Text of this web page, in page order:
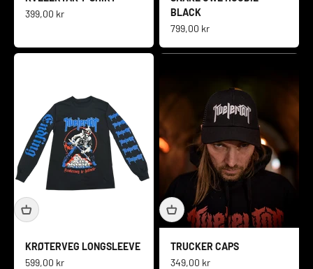
Salgspris
399,00 kr
BLACK
Salgspris
799,00 kr
KRØTERVEG LONGSLEEVE
Salgspris
599,00 kr
TRUCKER CAPS
Salgspris
349,00 kr